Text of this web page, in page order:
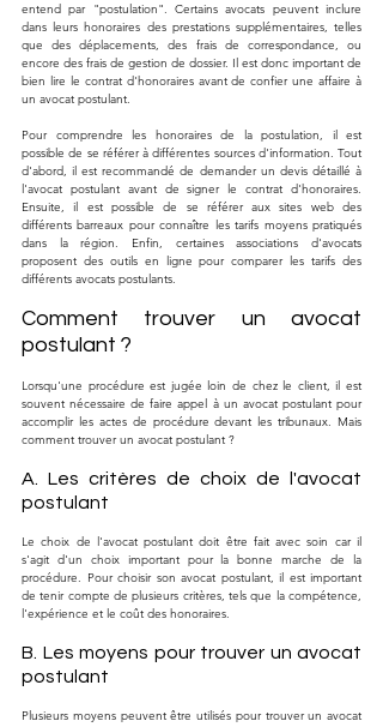
entend par "postulation". Certains avocats peuvent inclure
dans leurs honoraires des prestations supplémentaires, telles
que des déplacements, des frais de correspondance, ou
encore des frais de gestion de dossier. Il est donc important de
bien lire le contrat d'honoraires avant de confier une affaire à
un avocat postulant.
Pour comprendre les honoraires de la postulation, il est
possible de se référer à différentes sources d'information. Tout
d'abord, il est recommandé de demander un devis détaillé à
l'avocat postulant avant de signer le contrat d'honoraires.
Ensuite, il est possible de se référer aux sites web des
différents barreaux pour connaître les tarifs moyens pratiqués
dans la région. Enfin, certaines associations d'avocats
proposent des outils en ligne pour comparer les tarifs des
différents avocats postulants.
Comment trouver un avocat
postulant ?
Lorsqu'une procédure est jugée loin de chez le client, il est
souvent nécessaire de faire appel à un avocat postulant pour
accomplir les actes de procédure devant les tribunaux. Mais
comment trouver un avocat postulant ?
A. Les critères de choix de l'avocat
postulant
Le choix de l'avocat postulant doit être fait avec soin car il
s'agit d'un choix important pour la bonne marche de la
procédure. Pour choisir son avocat postulant, il est important
de tenir compte de plusieurs critères, tels que la compétence,
l'expérience et le coût des honoraires.
B. Les moyens pour trouver un avocat
postulant
Plusieurs moyens peuvent être utilisés pour trouver un avocat